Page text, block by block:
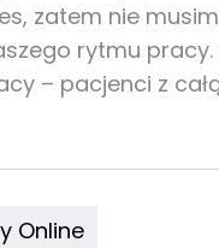
zatem nie
rytmu
– pacjenci z
Online